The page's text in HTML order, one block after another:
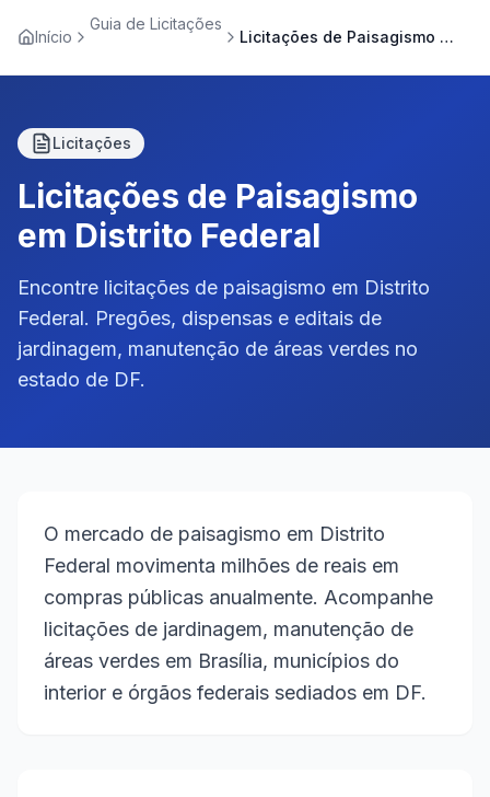
Início
Guia de Licitações
Licitações de Paisagismo em Distrito Federal
Licitações
Licitações de Paisagismo
em Distrito Federal
Encontre licitações de paisagismo em Distrito
Federal. Pregões, dispensas e editais de
jardinagem, manutenção de áreas verdes no
estado de DF.
O mercado de paisagismo em Distrito
Federal movimenta milhões de reais em
compras públicas anualmente. Acompanhe
licitações de jardinagem, manutenção de
áreas verdes em Brasília, municípios do
interior e órgãos federais sediados em DF.